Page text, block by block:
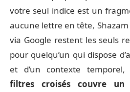
votre seul indice est un
aucune lettre en tête,
via Google restent les seuls
pour quelqu’un qui dispose
et d’un contexte temporel,
filtres croisés couvre un